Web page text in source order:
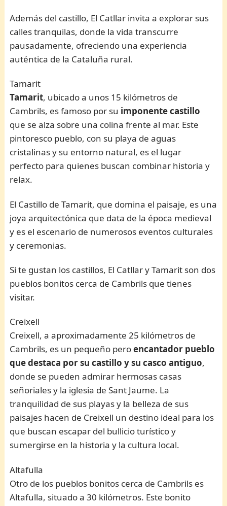
Además del castillo, El Catllar invita a explorar sus
calles tranquilas, donde la vida transcurre
pausadamente, ofreciendo una experiencia
auténtica de la Cataluña rural.
Tamarit
Tamarit, ubicado a unos 15 kilómetros de
Cambrils, es famoso por su imponente castillo
que se alza sobre una colina frente al mar. Este
pintoresco pueblo, con su playa de aguas
cristalinas y su entorno natural, es el lugar
perfecto para quienes buscan combinar historia y
relax.
El Castillo de Tamarit, que domina el paisaje, es una
joya arquitectónica que data de la época medieval
y es el escenario de numerosos eventos culturales
y ceremonias.
Si te gustan los castillos, El Catllar y Tamarit son dos
pueblos bonitos cerca de Cambrils que tienes
visitar.
Creixell
Creixell, a aproximadamente 25 kilómetros de
Cambrils, es un pequeño peroencantador pueblo
que destaca por su castillo y su casco antiguo,
donde se pueden admirar hermosas casas
señoriales y la iglesia de Sant Jaume. La
tranquilidad de sus playas y la belleza de sus
paisajes hacen de Creixell un destino ideal para los
que buscan escapar del bullicio turístico y
sumergirse en la historia y la cultura local.
Altafulla
Otro de los pueblos bonitos cerca de Cambrils es
Altafulla, situado a 30 kilómetros. Este bonito